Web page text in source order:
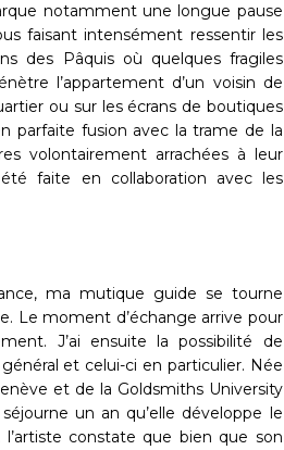
notamment une longue pause
faisant intensément ressentir les
des Pâquis où quelques fragiles
l’appartement d’un voisin de
ou sur les écrans de boutiques
parfaite fusion avec la trame de la
volontairement arrachées à leur
faite en collaboration avec les
ma mutique guide se tourne
Le moment d’échange arrive pour
J’ai ensuite la possibilité de
et celui-ci en particulier. Née
et de la Goldsmiths University
un an qu’elle développe le
constate que bien que son